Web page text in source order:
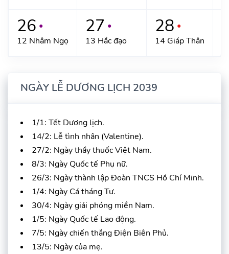
26 ●
12 Nhâm Ngọ
27 ●
13 Hắc đạo
28 ●
14 Giáp Thân
NGÀY LỄ DƯƠNG LỊCH 2039
1/1: Tết Dương lịch.
14/2: Lễ tình nhân (Valentine).
27/2: Ngày thầy thuốc Việt Nam.
8/3: Ngày Quốc tế Phụ nữ.
26/3: Ngày thành lập Đoàn TNCS Hồ Chí Minh.
1/4: Ngày Cá tháng Tư.
30/4: Ngày giải phóng miền Nam.
1/5: Ngày Quốc tế Lao động.
7/5: Ngày chiến thắng Điện Biên Phủ.
13/5: Ngày của mẹ.